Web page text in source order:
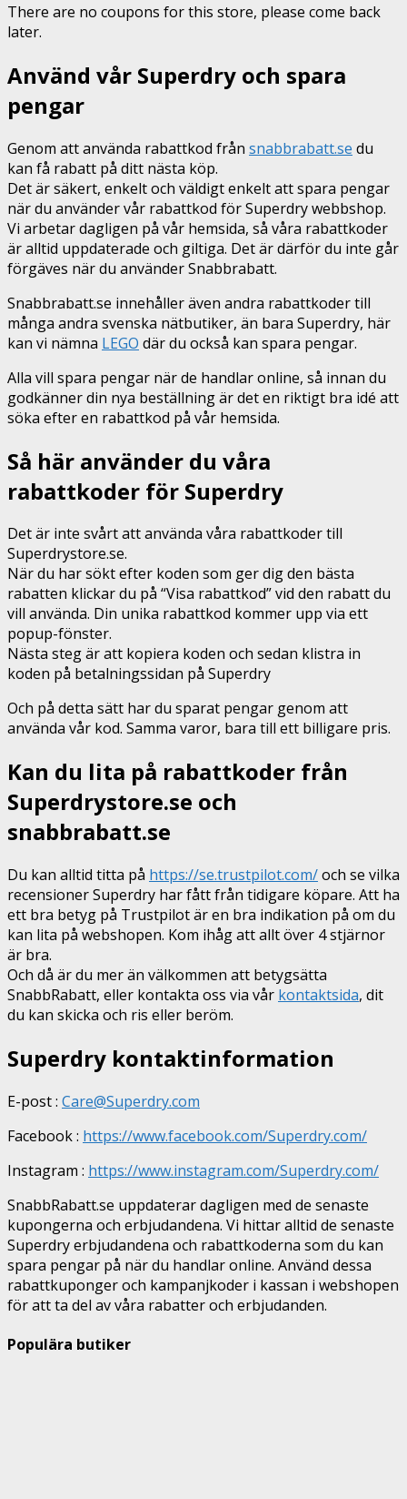
There are no coupons for this store, please come back
later.
Använd vår Superdry och spara
pengar
Genom att använda rabattkod från snabbrabatt.se du
kan få rabatt på ditt nästa köp.
Det är säkert, enkelt och väldigt enkelt att spara pengar
när du använder vår rabattkod för Superdry webbshop.
Vi arbetar dagligen på vår hemsida, så våra rabattkoder
är alltid uppdaterade och giltiga. Det är därför du inte går
förgäves när du använder Snabbrabatt.
Snabbrabatt.se innehåller även andra rabattkoder till
många andra svenska nätbutiker, än bara Superdry, här
kan vi nämna LEGO där du också kan spara pengar.
Alla vill spara pengar när de handlar online, så innan du
godkänner din nya beställning är det en riktigt bra idé att
söka efter en rabattkod på vår hemsida.
Så här använder du våra
rabattkoder för Superdry
Det är inte svårt att använda våra rabattkoder till
Superdrystore.se.
När du har sökt efter koden som ger dig den bästa
rabatten klickar du på “Visa rabattkod” vid den rabatt du
vill använda. Din unika rabattkod kommer upp via ett
popup-fönster.
Nästa steg är att kopiera koden och sedan klistra in
koden på betalningssidan på Superdry
Och på detta sätt har du sparat pengar genom att
använda vår kod. Samma varor, bara till ett billigare pris.
Kan du lita på rabattkoder från
Superdrystore.se och
snabbrabatt.se
Du kan alltid titta på https://se.trustpilot.com/och se vilka
recensioner Superdry har fått från tidigare köpare. Att ha
ett bra betyg på Trustpilot är en bra indikation på om du
kan lita på webshopen. Kom ihåg att allt över 4 stjärnor
är bra.
Och då är du mer än välkommen att betygsätta
SnabbRabatt, eller kontakta oss via vår kontaktsida, dit
du kan skicka och ris eller beröm.
Superdry kontaktinformation
E-post : Care@Superdry.com
Facebook : https://www.facebook.com/Superdry.com/
Instagram : https://www.instagram.com/Superdry.com/
SnabbRabatt.se uppdaterar dagligen med de senaste
kupongerna och erbjudandena. Vi hittar alltid de senaste
Superdry erbjudandena och rabattkoderna som du kan
spara pengar på när du handlar online. Använd dessa
rabattkuponger och kampanjkoder i kassan i webshopen
för att ta del av våra rabatter och erbjudanden.
Populära butiker